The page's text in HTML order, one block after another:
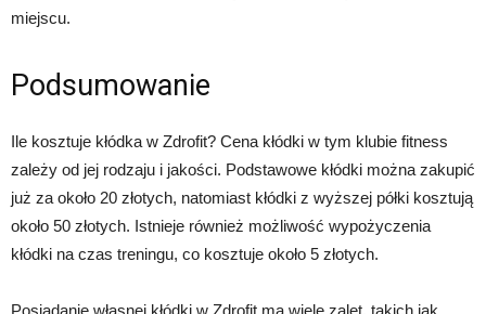
miejscu.
Podsumowanie
Ile kosztuje kłódka w Zdrofit? Cena kłódki w tym klubie fitness
zależy od jej rodzaju i jakości. Podstawowe kłódki można zakupić
już za około 20 złotych, natomiast kłódki z wyższej półki kosztują
około 50 złotych. Istnieje również możliwość wypożyczenia
kłódki na czas treningu, co kosztuje około 5 złotych.
Posiadanie własnej kłódki w Zdrofit ma wiele zalet, takich jak